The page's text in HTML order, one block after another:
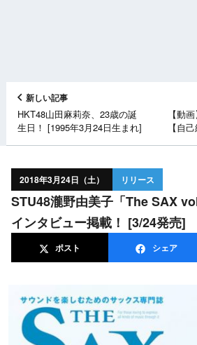
新しい記事
HKT48山田麻莉奈、23歳の誕
生日！ [1995年3月24日生まれ]
【動
【自
2018年3月24日（土） リリース
STU48瀧野由美子「The SAX vol.88」表紙＆巻頭
インタビュー掲載！ [3/24発売]
ポスト シェア